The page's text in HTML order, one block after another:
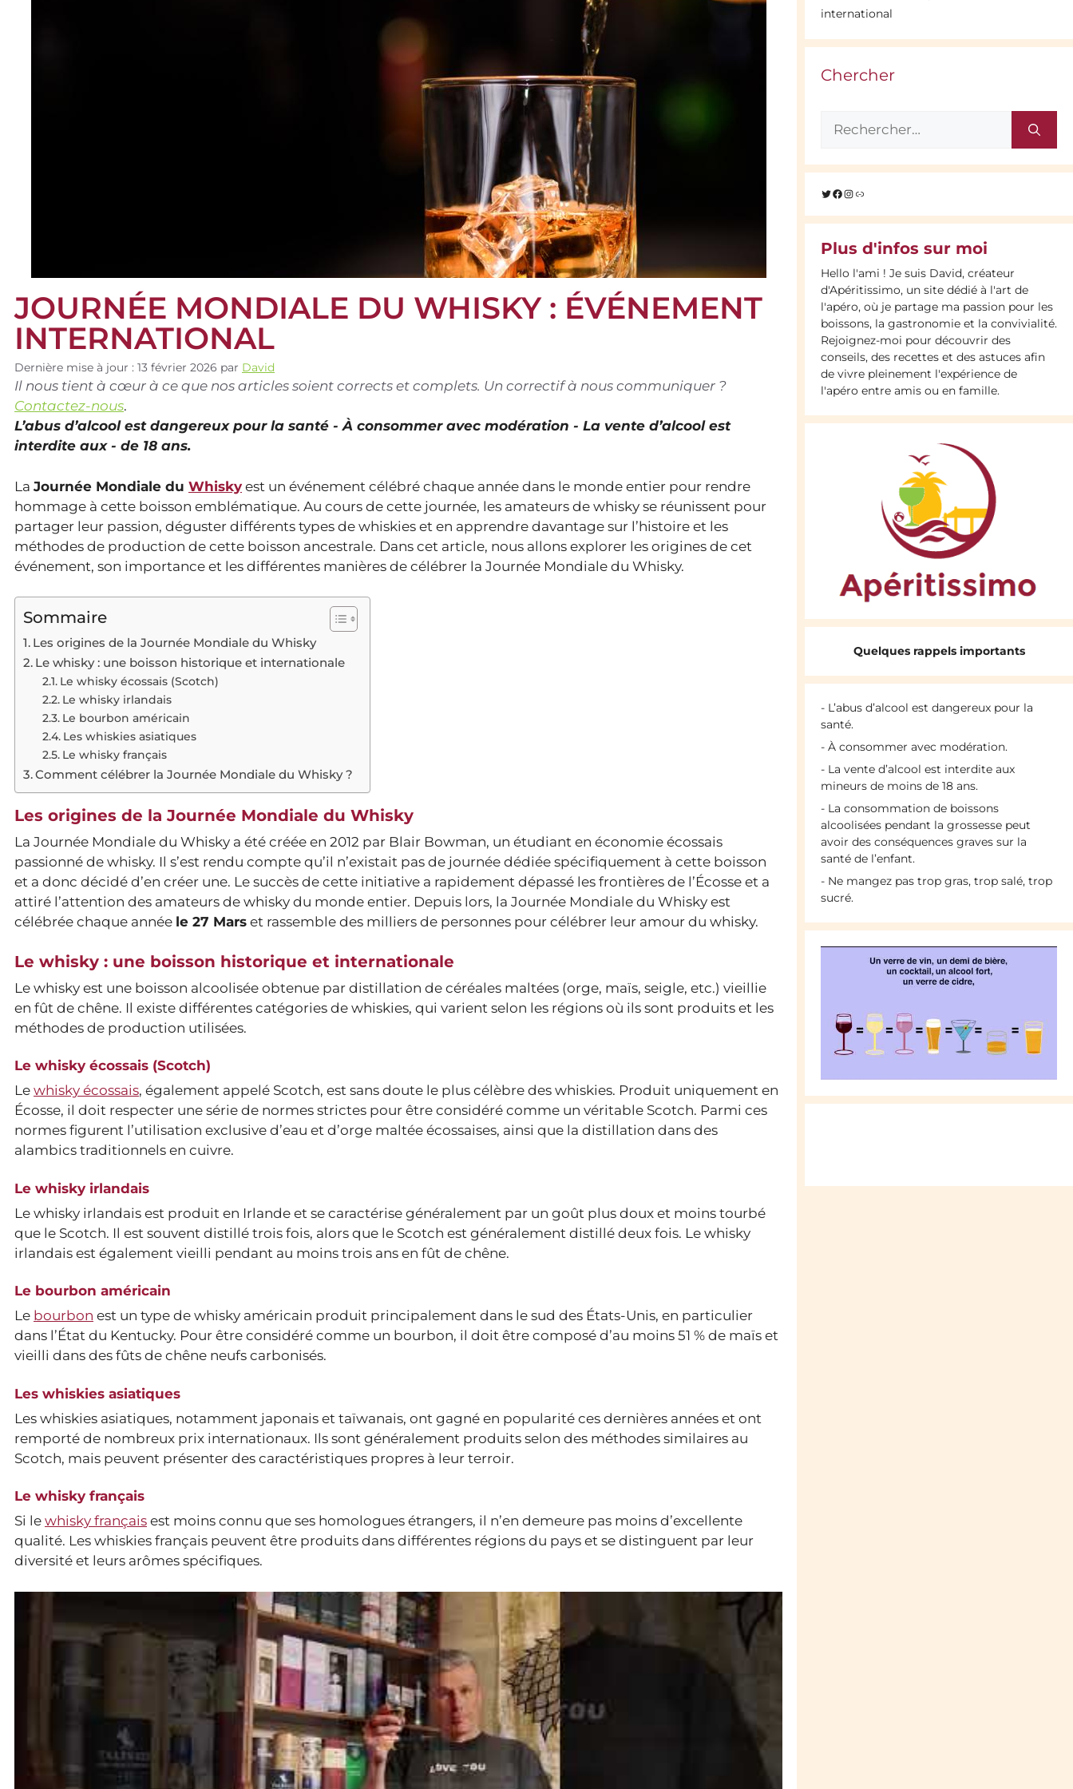
JOURNÉE MONDIALE DU WHISKY : ÉVÉNEMENT
INTERNATIONAL
Dernière mise à jour : 13 février 2026 par David
Il nous tient à cœur à ce que nos articles soient corrects et complets. Un correctif à nous communiquer ?
Contactez-nous.
L’abus d’alcool est dangereux pour la santé - À consommer avec modération - La vente d’alcool est
interdite aux - de 18 ans.
La Journée Mondiale du Whisky est un événement célébré chaque année dans le monde entier pour rendre
hommage à cette boisson emblématique. Au cours de cette journée, les amateurs de whisky se réunissent pour
partager leur passion, déguster différents types de whiskies et en apprendre davantage sur l’histoire et les
méthodes de production de cette boisson ancestrale. Dans cet article, nous allons explorer les origines de cet
événement, son importance et les différentes manières de célébrer la Journée Mondiale du Whisky.
Sommaire
Les origines de la Journée Mondiale du Whisky
Le whisky : une boisson historique et internationale
Le whisky écossais (Scotch)
Le whisky irlandais
Le bourbon américain
Les whiskies asiatiques
Le whisky français
Comment célébrer la Journée Mondiale du Whisky ?
Les origines de la Journée Mondiale du Whisky
La Journée Mondiale du Whisky a été créée en 2012 par Blair Bowman, un étudiant en économie écossais
passionné de whisky. Il s’est rendu compte qu’il n’existait pas de journée dédiée spécifiquement à cette boisson
et a donc décidé d’en créer une. Le succès de cette initiative a rapidement dépassé les frontières de l’Écosse et a
attiré l’attention des amateurs de whisky du monde entier. Depuis lors, la Journée Mondiale du Whisky est
célébrée chaque année le 27 Mars et rassemble des milliers de personnes pour célébrer leur amour du whisky.
Le whisky : une boisson historique et internationale
Le whisky est une boisson alcoolisée obtenue par distillation de céréales maltées (orge, maïs, seigle, etc.) vieillie
en fût de chêne. Il existe différentes catégories de whiskies, qui varient selon les régions où ils sont produits et les
méthodes de production utilisées.
Le whisky écossais (Scotch)
Le whisky écossais, également appelé Scotch, est sans doute le plus célèbre des whiskies. Produit uniquement en
Écosse, il doit respecter une série de normes strictes pour être considéré comme un véritable Scotch. Parmi ces
normes figurent l’utilisation exclusive d’eau et d’orge maltée écossaises, ainsi que la distillation dans des
alambics traditionnels en cuivre.
Le whisky irlandais
Le whisky irlandais est produit en Irlande et se caractérise généralement par un goût plus doux et moins tourbé
que le Scotch. Il est souvent distillé trois fois, alors que le Scotch est généralement distillé deux fois. Le whisky
irlandais est également vieilli pendant au moins trois ans en fût de chêne.
Le bourbon américain
Le bourbon est un type de whisky américain produit principalement dans le sud des États-Unis, en particulier
dans l’État du Kentucky. Pour être considéré comme un bourbon, il doit être composé d’au moins 51 % de maïs et
vieilli dans des fûts de chêne neufs carbonisés.
Les whiskies asiatiques
Les whiskies asiatiques, notamment japonais et taïwanais, ont gagné en popularité ces dernières années et ont
remporté de nombreux prix internationaux. Ils sont généralement produits selon des méthodes similaires au
Scotch, mais peuvent présenter des caractéristiques propres à leur terroir.
Le whisky français
Si le whisky français est moins connu que ses homologues étrangers, il n’en demeure pas moins d’excellente
qualité. Les whiskies français peuvent être produits dans différentes régions du pays et se distinguent par leur
diversité et leurs arômes spécifiques.
international
Chercher
Rechercher :
Twitter
Facebook
Instagram
Lien
Plus d'infos sur moi
Hello l'ami ! Je suis David, créateur
d'Apéritissimo, un site dédié à l'art de
l'apéro, où je partage ma passion pour les
boissons, la gastronomie et la convivialité.
Rejoignez-moi pour découvrir des
conseils, des recettes et des astuces afin
de vivre pleinement l'expérience de
l'apéro entre amis ou en famille.
Quelques rappels importants
- L’abus d’alcool est dangereux pour la
santé.
- À consommer avec modération.
- La vente d’alcool est interdite aux
mineurs de moins de 18 ans.
- La consommation de boissons
alcoolisées pendant la grossesse peut
avoir des conséquences graves sur la
santé de l’enfant.
- Ne mangez pas trop gras, trop salé, trop
sucré.